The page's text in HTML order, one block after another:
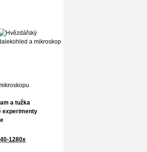
a tužka
experimenty
1280x